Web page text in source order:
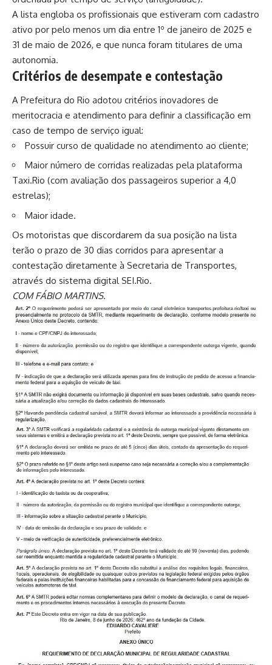
A lista engloba os profissionais que estiveram com cadastro
ativo por pelo menos um dia entre 1º de janeiro de 2025 e
31 de maio de 2026, e que nunca foram titulares de uma
autonomia.
Critérios de desempate e contestação
A Prefeitura do Rio adotou critérios inovadores de
meritocracia e atendimento para definir a classificação em
caso de tempo de serviço igual:
Possuir curso de qualidade no atendimento ao cliente;
Maior número de corridas realizadas pela plataforma
Taxi.Rio (com avaliação dos passageiros superior a 4,0
estrelas);
Maior idade.
Os motoristas que discordarem da sua posição na lista
terão o prazo de 30 dias corridos para apresentar a
contestação diretamente à Secretaria de Transportes,
através do sistema digital SEI.Rio.
COM FÁBIO MARTINS.